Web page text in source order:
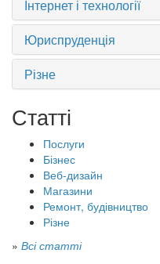
Інтернет і технології
Юриспруденція
Різне
Статті
Послуги
Бізнес
Веб-дизайн
Магазини
Ремонт, будівництво
Різне
» Всі статті